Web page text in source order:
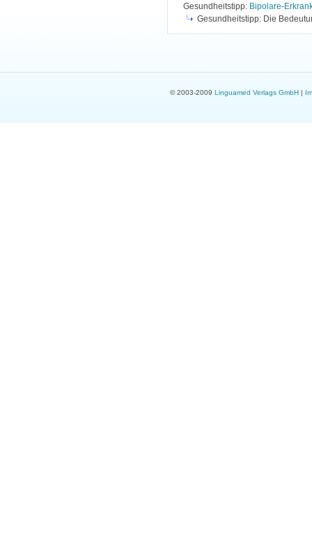
Gesundheitstipp: Bipolare-
Gesundheitstipp: Die
© 2003-2009 Linguamed Verlags GmbH|